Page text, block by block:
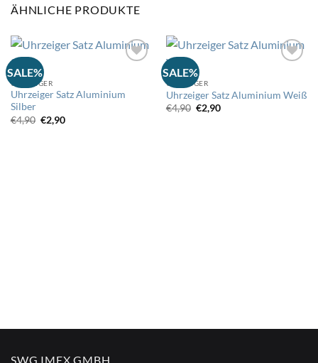
ÄHNLICHE PRODUKTE
SALE%
die
UHRZEIGER
Uhrzeiger Satz Aluminium
Silber
€4,90 Ursprünglicher
Preis
€2,90Aktueller
SALE%
die
UHRZEIGER
Uhrzeiger Satz Aluminium Weiß
€4,90 Ursprünglicher
Preis
€2,90Aktueller
SWG IMEX GMBH